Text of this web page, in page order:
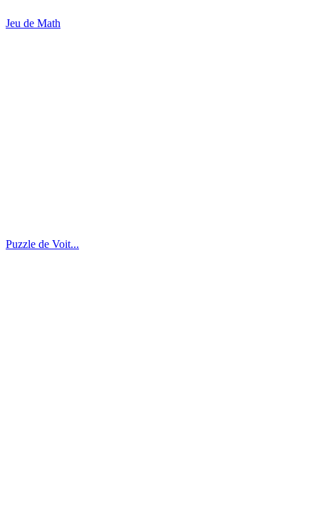
Jeu de Math
Puzzle de Voit...